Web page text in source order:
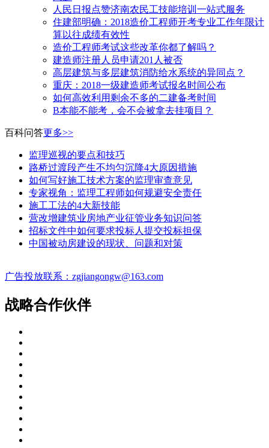
人民日报点赞济南农民工技能培训一站式服务
住建部明确：2018造价工程师开考专业工作年限计
算以往成绩有效性
造价工程师考试这些改革你都了解吗？
建造师注册人员申请201人被否
高层建筑与多层建筑消防给水系统的异同点？
​重庆：2018一级建造师考试报名时间公布
如何高效利用剩余不多的二建备考时间
B本能不能考，会不会被拿去挂项目？
百科问答更多>>
监理巡视的要点和技巧
路桥过渡段产生不均匀沉降4大原因措施
如何写好施工技术方案的监理审查意见
专家视角：监理工程师如何规避安全责任
施工工法的4大新技能
营改增建筑业房地产业征管业务知识问答
招标文件中如何要求投标人提交投标担保
中国被动房建设的现状、问题和对策
广告投放联系：zgjiangongw@163.com
战略合作伙伴